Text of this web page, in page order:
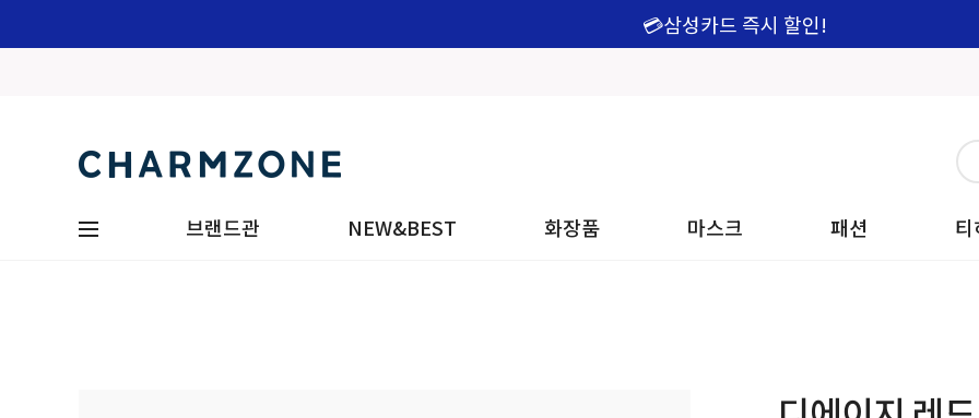
💳삼성카드 즉시 할인!
브랜드관 NEW&BEST 화장품 마스크 패션